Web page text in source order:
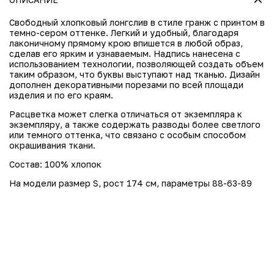
Свободный хлопковый лонгслив в стиле гранж с принтом в
темно-сером оттенке. Легкий и удобный, благодаря
лаконичному прямому крою впишется в любой образ,
сделав его ярким и узнаваемым. Надпись нанесена с
использованием технологии, позволяющей создать объем
таким образом, что буквы выступают над тканью. Дизайн
дополнен декоративными порезами по всей площади
изделия и по его краям.
Расцветка может слегка отличаться от экземпляра к
экземпляру, а также содержать разводы более светлого
или темного оттенка, что связано с особым способом
окрашивания ткани.
Состав: 100% хлопок
На модели размер S, рост 174 см, параметры 88-63-89